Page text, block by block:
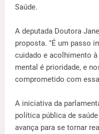
Saúde.
A deputada Doutora
proposta. "É um passo
cuidado e acolhimento
mental é prioridade, e
comprometido com
A iniciativa da
política pública de
avança para se tornar